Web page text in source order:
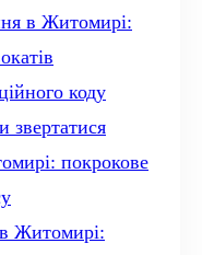
в Житомирі:
коду
покрокове
в Житомирі: